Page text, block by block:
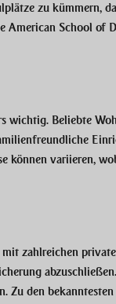
zu kümmern,
School of
wichtig. Beliebte
können variieren,
zahlreichen
Zu den